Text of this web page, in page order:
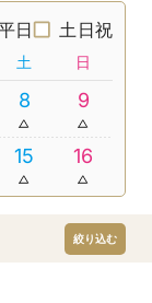
日 土日祝
土 日
8 9
15 16
絞り込む